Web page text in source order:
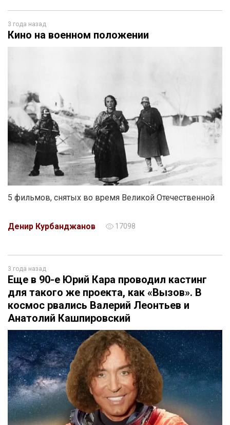
3 года назад
Кино на военном положении
5 фильмов, снятых во время Великой Отечественной
Денир Курбанджанов 17098
3 года назад
Еще в 90-е Юрий Кара проводил кастинг
для такого же проекта, как «Вызов». В
космос рвались Валерий Леонтьев и
Анатолий Кашпировский